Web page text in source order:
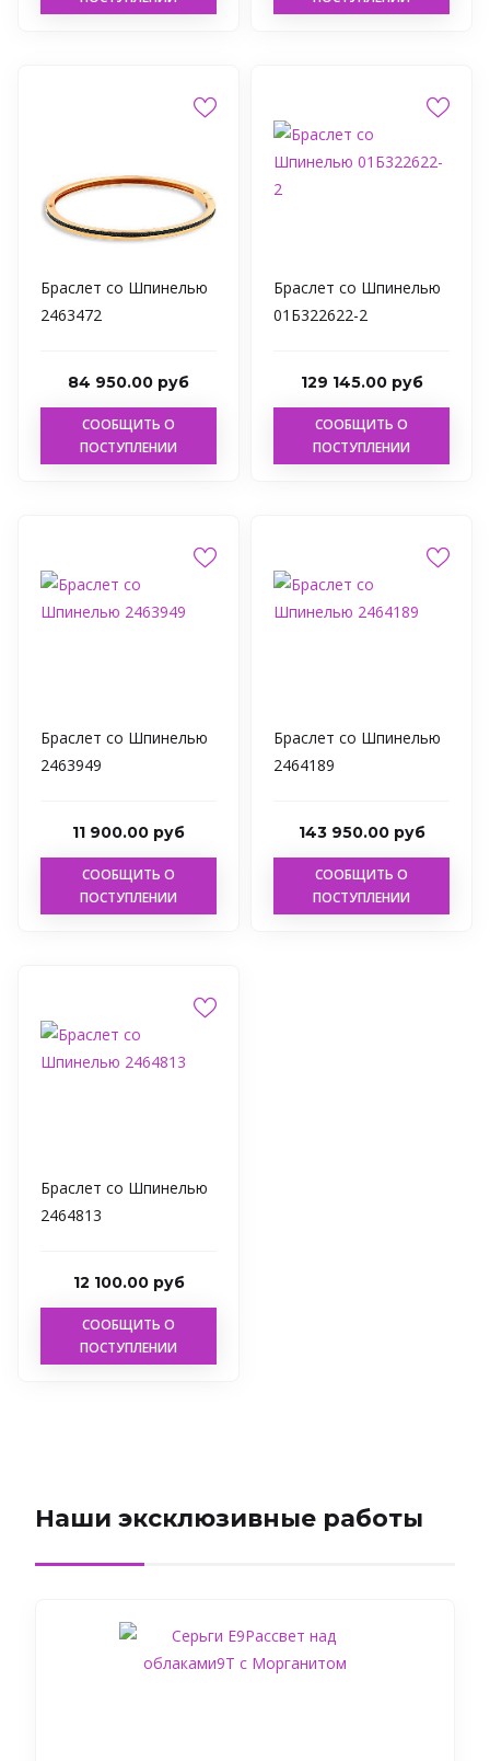
Браслет со Шпинелью
2463472
84 950.00 руб
СООБЩИТЬ О
ПОСТУПЛЕНИИ
Браслет со Шпинелью
01Б322622-2
129 145.00 руб
СООБЩИТЬ О
ПОСТУПЛЕНИИ
Браслет со Шпинелью
2463949
11 900.00 руб
СООБЩИТЬ О
ПОСТУПЛЕНИИ
Браслет со Шпинелью
2464189
143 950.00 руб
СООБЩИТЬ О
ПОСТУПЛЕНИИ
Браслет со Шпинелью
2464813
12 100.00 руб
СООБЩИТЬ О
ПОСТУПЛЕНИИ
Наши эксклюзивные работы